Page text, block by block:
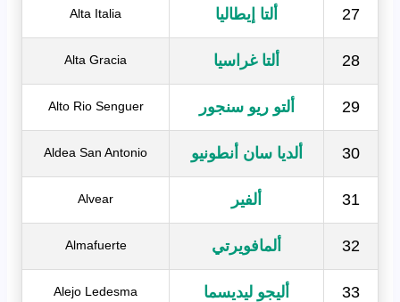
27 ألتا إيطاليا Alta Italia
28 ألتا غراسيا Alta Gracia
29 ألتو ريو سنجور Alto Rio Senguer
30 ألديا سان أنطونيو Aldea San Antonio
31 ألفير Alvear
32 ألمافويرتي Almafuerte
33 أليجو ليديسما Alejo Ledesma